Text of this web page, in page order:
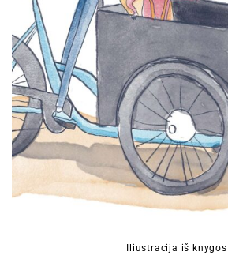
Iliustracija iš knygos